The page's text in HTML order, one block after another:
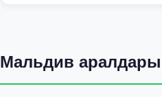
Мальдив